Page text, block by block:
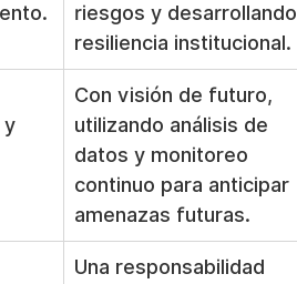
riesgos y desarrollando
resiliencia institucional.
y
Con visión de futuro,
utilizando análisis de
datos y monitoreo
continuo para anticipar
amenazas futuras.
Una responsabilidad